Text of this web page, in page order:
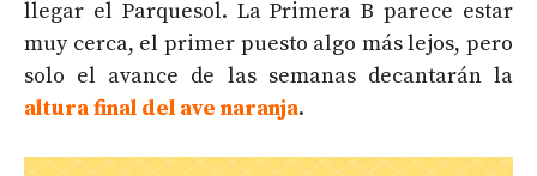
llegar el Parquesol. La Primera B parece estar
muy cerca, el primer puesto algo más lejos, pero
solo el avance de las semanas decantarán la
altura final del ave naranja.